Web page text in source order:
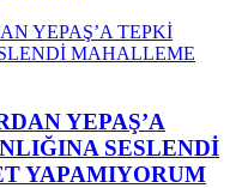
YEPAŞ’A
SESLENDİ
YAPAMIYORUM